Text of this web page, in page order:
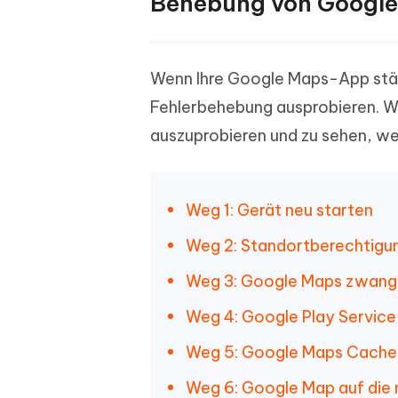
Wenn Ihre Google Maps-App
Fehlerbehebung ausprobieren.
auszuprobieren und zu sehen,
Weg 1: Gerät neu starten
Weg 2:
Weg 3: Google Maps
Weg 4: Google Play
Weg 5: Google Maps
Weg 6: Google Map auf